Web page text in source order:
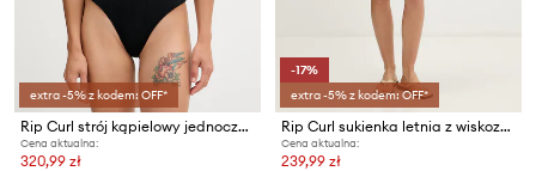
extra -5% z kodem: OFF*
Rip Curl strój kąpielowy jednoczęściowy damski VIBE SURF
Cena aktualna:
320,99 zł
-17%
extra -5% z kodem: OFF*
Rip Curl sukienka letnia z wiskozy SURF SIDE
Cena aktualna:
239,99 zł